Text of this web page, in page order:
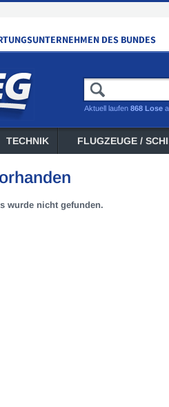
Aktuell laufen 868 Lose
TECHNIK FLUGZEUGE /
wurde nicht gefunden.